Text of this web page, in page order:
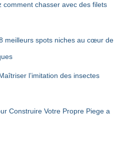
comment chasser avec des filets
meilleurs spots niches au cœur de
l’imitation des insectes
Construire Votre Propre Piege a